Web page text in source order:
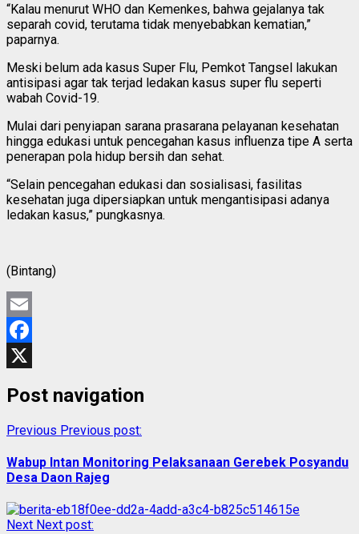
“Kalau menurut WHO dan Kemenkes, bahwa gejalanya tak
separah covid, terutama tidak menyebabkan kematian,”
paparnya.
Meski belum ada kasus Super Flu, Pemkot Tangsel lakukan
antisipasi agar tak terjad ledakan kasus super flu seperti
wabah Covid-19.
Mulai dari penyiapan sarana prasarana pelayanan kesehatan
hingga edukasi untuk pencegahan kasus influenza tipe A serta
penerapan pola hidup bersih dan sehat.
“Selain pencegahan edukasi dan sosialisasi, fasilitas
kesehatan juga dipersiapkan untuk mengantisipasi adanya
ledakan kasus,” pungkasnya.
(Bintang)
Email
Facebook
Post navigation
Previous Previous post:
Wabup Intan Monitoring Pelaksanaan Gerebek Posyandu
Desa Daon Rajeg
Next Next post: